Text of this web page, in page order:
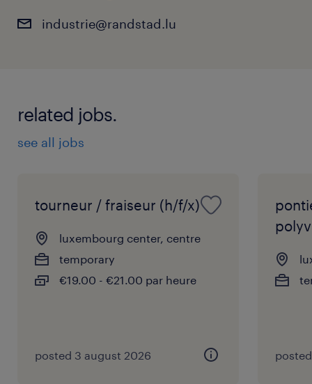
industrie@randstad.lu
related jobs.
see all jobs
tourneur / fraiseur (h/f/x)
luxembourg center, centre
temporary
€19.00 - €21.00 par heure
posted 3 august 2026